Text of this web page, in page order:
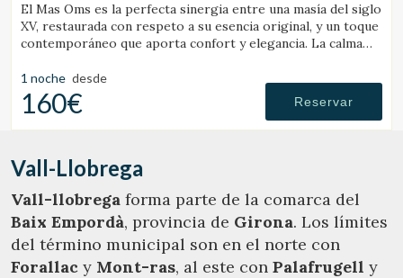
El Mas Oms es la perfecta sinergia entre una masía del siglo
XV, restaurada con respeto a su esencia original, y un toque
contemporáneo que aporta confort y elegancia. La calma
de las Gavarres ofrecen un descanso total en conexión con
la naturaleza. El hotel cuenta con 6 habitaciones
cuidadosamente decoradas, una piscina climatizada,
restaurante, pista de petanca, zona chill-out, servicios de
los ciclistas.
1 noche desde
160€ Reservar
Vall-Llobrega
Vall-llobrega forma parte de la comarca del
Baix Empordà, provincia de Girona. Los límites
del término municipal son en el norte con
Forallac y Mont-ras, al este con Palafrugell y